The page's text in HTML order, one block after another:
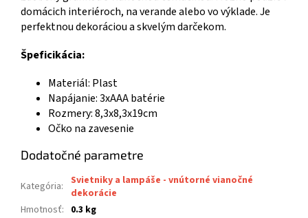
domácich interiéroch, na verande alebo vo výklade. Je
perfektnou dekoráciou a skvelým darčekom.
Špeficikácia:
Materiál: Plast
Napájanie: 3xAAA batérie
Rozmery: 8,3x8,3x19cm
Očko na zavesenie
Dodatočné parametre
Kategória: Svietniky a lampáše - vnútorné vianočné
dekorácie
Hmotnosť: 0.3 kg